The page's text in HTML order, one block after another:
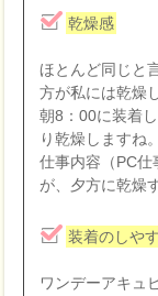
乾燥感
ほとんど同じと
方が私には乾燥
朝8：00に装着
り乾燥しますね。
仕事内容（PC
が、夕方に乾燥
装着のしや
ワンデーアキュ